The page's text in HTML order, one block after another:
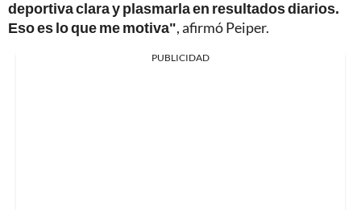
deportiva clara y plasmarla en resultados diarios.
Eso es lo que me motiva", afirmó Peiper.
PUBLICIDAD